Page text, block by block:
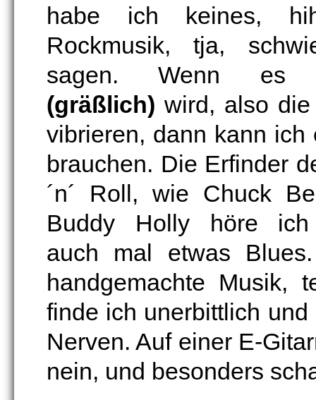
habe ich keines,
Rockmusik, tja,
sagen. Wenn es
(gräßlich) wird, also
vibrieren, dann kann ich
brauchen. Die Erfinder
´n´ Roll, wie Chuck
Buddy Holly höre ich
auch mal etwas
handgemachte Musik,
finde ich unerbittlich
Nerven. Auf einer E-
nein, und besonders